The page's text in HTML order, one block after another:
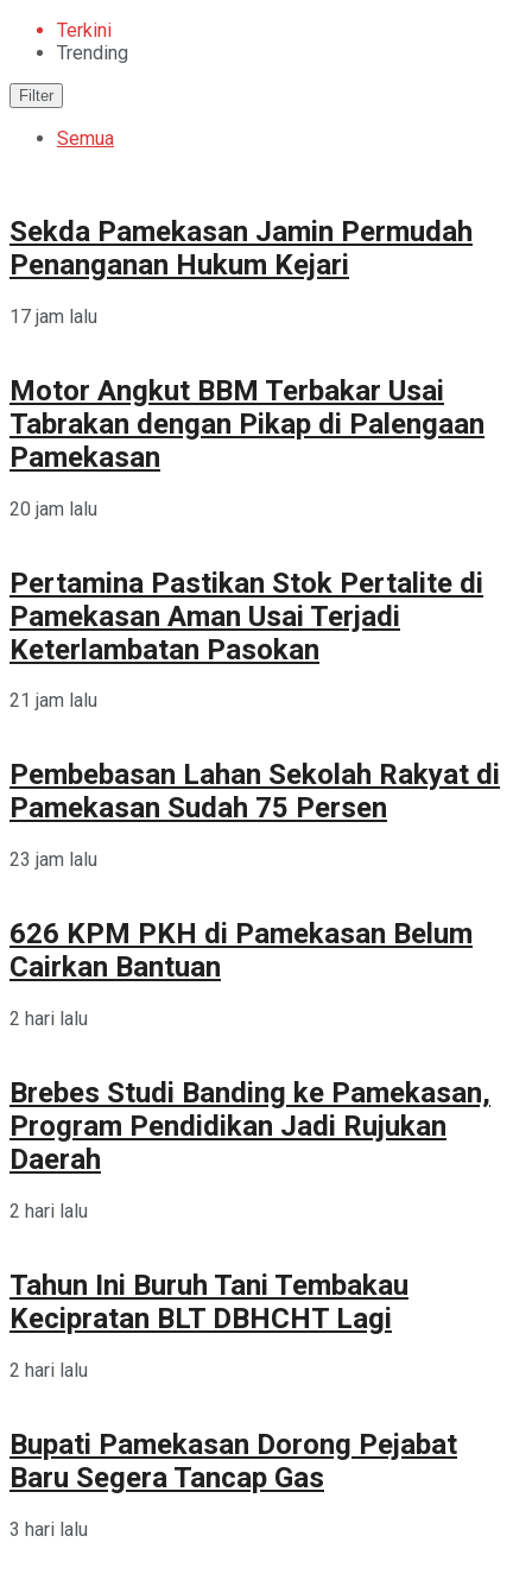
Terkini
Trending
Filter
Semua
Sekda Pamekasan Jamin Permudah
Penanganan Hukum Kejari
17 jam lalu
Motor Angkut BBM Terbakar Usai
Tabrakan dengan Pikap di Palengaan
Pamekasan
20 jam lalu
Pertamina Pastikan Stok Pertalite di
Pamekasan Aman Usai Terjadi
Keterlambatan Pasokan
21 jam lalu
Pembebasan Lahan Sekolah Rakyat di
Pamekasan Sudah 75 Persen
23 jam lalu
626 KPM PKH di Pamekasan Belum
Cairkan Bantuan
2 hari lalu
Brebes Studi Banding ke Pamekasan,
Program Pendidikan Jadi Rujukan
Daerah
2 hari lalu
Tahun Ini Buruh Tani Tembakau
Kecipratan BLT DBHCHT Lagi
2 hari lalu
Bupati Pamekasan Dorong Pejabat
Baru Segera Tancap Gas
3 hari lalu